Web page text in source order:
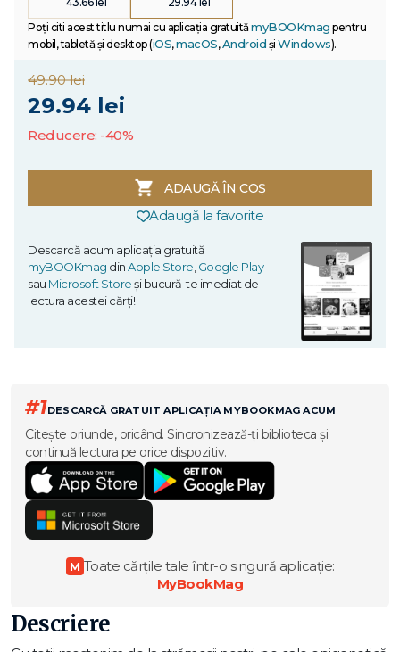
Poți citi acest titlu numai cu aplicația gratuitămyBOOKmag pentru
mobil, tabletă și desktop (iOS,macOS,Android și Windows).
49.90 lei
29.94 lei
Reducere: -40%
ADAUGĂ ÎN COȘ
Adaugă la favorite
Descarcă acum aplicația gratuită
myBOOKmag dinApple Store,Google Play
sau Microsoft Storeși bucură-te imediat de
lectura acestei cărți!
#1DESCARCĂ GRATUIT APLICAȚIA MYBOOKMAG ACUM
Citește oriunde, oricând. Sincronizează-ți biblioteca și
continuă lectura pe orice dispozitiv.
M Toate cărțile tale într-o singură aplicație:
MyBookMag
Descriere